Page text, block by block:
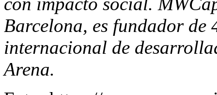
Barcelona, es fundador de
internacional de
Arena.